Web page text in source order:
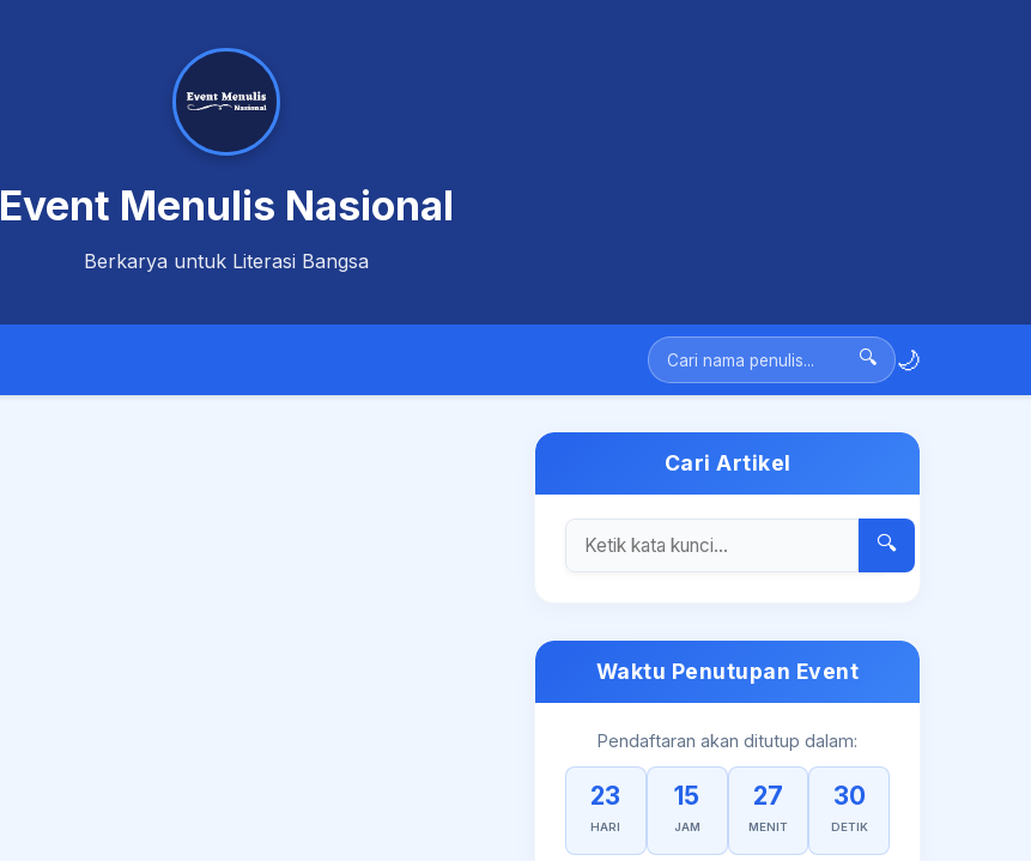
Event Menulis Nasional
Berkarya untuk Literasi Bangsa
🔍 🌙
Cari Artikel
🔍
Waktu Penutupan Event
Pendaftaran akan ditutup dalam:
23
HARI
15
JAM
27
MENIT
30
DETIK